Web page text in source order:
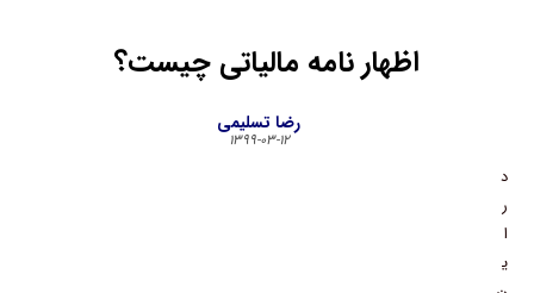
اظهار نامه مالیاتی چیست؟
رضا تسلیمی
۱۳۹۹-۰۳-۱۲
د
ر
ا
ی